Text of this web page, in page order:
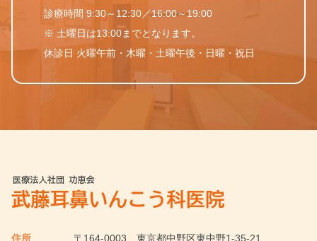
診療時間 9:30～12:30／16:00～19:00
※ 土曜日は13:00までとなります。
休診日 火曜午前・木曜・土曜午後・日曜・祝日
住所 〒164-0003 東京都中野区東中野1-35-21